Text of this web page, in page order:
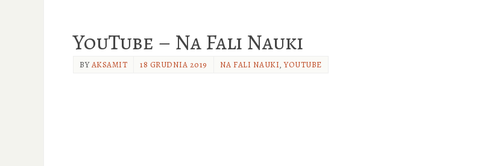
YouTube – Na Fali Nauki
BYAKSAMIT 18 GRUDNIA 2019 NA FALI NAUKI,YOUTUBE